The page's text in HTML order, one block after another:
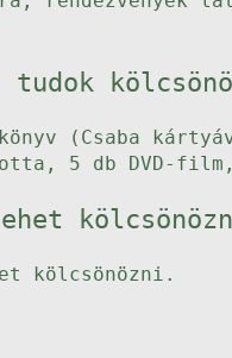
tudok
(Csaba
5 db DVD-
kölcsönözni.